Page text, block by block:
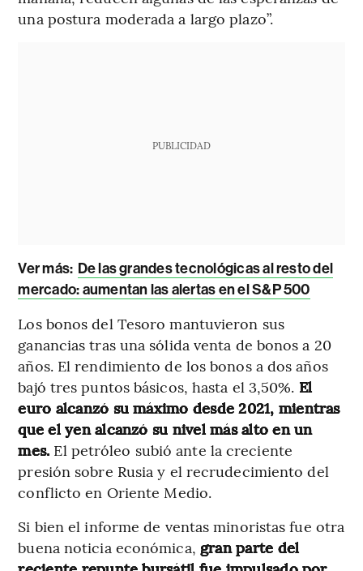
una postura moderada a largo plazo”.
PUBLICIDAD
Ver más: De las grandes tecnológicas al resto del
mercado: aumentan las alertas en el S&P 500
Los bonos del Tesoro mantuvieron sus
ganancias tras una sólida venta de bonos a 20
años. El rendimiento de los bonos a dos años
bajó tres puntos básicos, hasta el 3,50%. El
euro alcanzó su máximo desde 2021, mientras
que el yen alcanzó su nivel más alto en un
mes. El petróleo subió ante la creciente
presión sobre Rusia y el recrudecimiento del
conflicto en Oriente Medio.
Si bien el informe de ventas minoristas fue otra
buena noticia económica, gran parte del